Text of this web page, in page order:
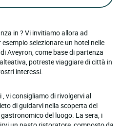
in ? Vi invitiamo allora ad
selezionare un hotel nelle
Aveyron, come base di partenza
potreste viaggiare di città in
interessi.
vi consigliamo di rivolgervi al
di guidarvi nella scoperta del
del luogo. La sera, i